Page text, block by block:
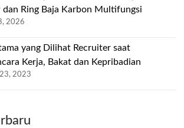
Ring Baja Karbon Multifungsi
2026
yang Dilihat Recruiter saat
Kerja, Bakat dan Kepribadian
2023